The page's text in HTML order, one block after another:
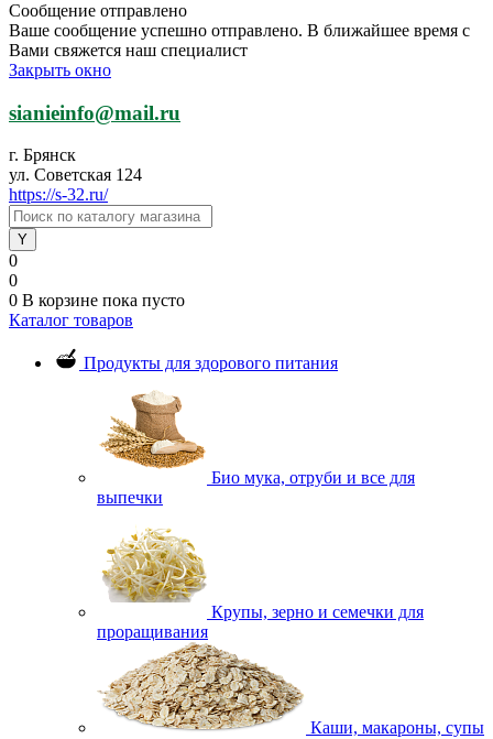
Сообщение отправлено
Ваше сообщение успешно отправлено. В ближайшее время с
Вами свяжется наш специалист
Закрыть окно
sianieinfo@mail.ru
г. Брянск
ул. Советская 124
https://s-32.ru/
0
0
0 В корзине пока пусто
Каталог товаров
Продукты для здорового питания
Био мука, отруби и все для
выпечки
Крупы, зерно и семечки для
проращивания
Каши, макароны, супы